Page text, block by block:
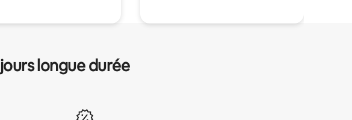
longue durée